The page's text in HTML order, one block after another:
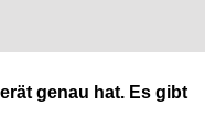
genau hat. Es gibt